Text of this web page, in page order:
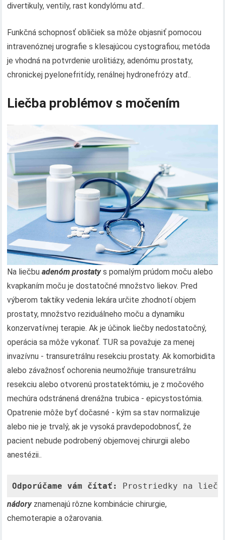
divertikuly, ventily, rast kondylómu atď..
Funkčná schopnosť obličiek sa môže objasniť pomocou
intravenóznej urografie s klesajúcou cystografiou; metóda
je vhodná na potvrdenie urolitiázy, adenómu prostaty,
chronickej pyelonefritídy, renálnej hydronefrózy atď..
Liečba problémov s močením
Na liečbuadenóm prostatys pomalým prúdom moču alebo
kvapkaním moču je dostatočné množstvo liekov. Pred
výberom taktiky vedenia lekára určite zhodnotí objem
prostaty, množstvo reziduálneho moču a dynamiku
konzervatívnej terapie. Ak je účinok liečby nedostatočný,
operácia sa môže vykonať. TUR sa považuje za menej
invazívnu - transuretrálnu resekciu prostaty. Ak komorbidita
alebo závažnosť ochorenia neumožňuje transuretrálnu
resekciu alebo otvorenú prostatektómiu, je z močového
mechúra odstránená drenážna trubica - epicystostómia.
Opatrenie môže byť dočasné - kým sa stav normalizuje
alebo nie je trvalý, ak je vysoká pravdepodobnosť, že
pacient nebude podrobený objemovej chirurgii alebo
anestézii..
Odporúčame vám čítať:
Prostriedky na
nádoryznamenajú rôzne kombinácie chirurgie,
chemoterapie a ožarovania.